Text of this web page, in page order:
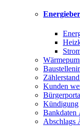
Kunden
Kündigung
Bankdaten
Abschlags